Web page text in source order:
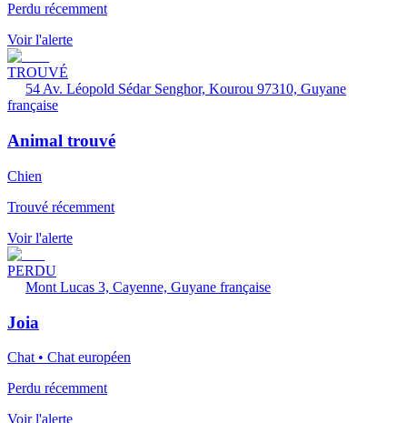
Perdu récemment
Voir l'alerte
TROUVÉ
54 Av. Léopold Sédar Senghor, Kourou 97310, Guyane
française
Animal trouvé
Chien
Trouvé récemment
Voir l'alerte
PERDU
Mont Lucas 3, Cayenne, Guyane française
Joia
Chat • Chat européen
Perdu récemment
Voir l'alerte